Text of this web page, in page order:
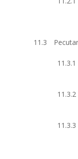
11.3
11.3.1
11.3.2
11.3.3